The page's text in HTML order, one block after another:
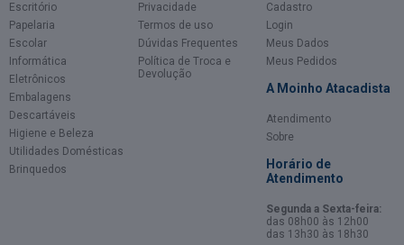
Escritório
Papelaria
Escolar
Informática
Eletrônicos
Embalagens
Descartáveis
Higiene e Beleza
Utilidades Domésticas
Brinquedos
Privacidade
Termos de uso
Dúvidas Frequentes
Política de Troca e
Devolução
Cadastro
Login
Meus Dados
Meus Pedidos
A Moinho Atacadista
Atendimento
Sobre
Horário de
Atendimento
Segunda a Sexta-feira:
das 08h00 às 12h00
das 13h30 às 18h30